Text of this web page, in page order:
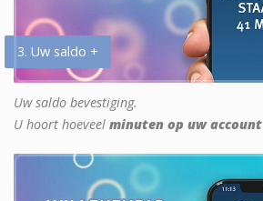
3. Uw saldo +
Uw saldo bevestiging.
U hoort hoeveel minuten op uw account